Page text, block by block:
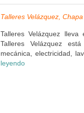
Talleres Velázquez,
Talleres Velázquez
Talleres Velázquez
mecánica, electricidad,
leyendo